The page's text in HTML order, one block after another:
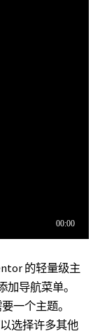
的轻量级主
导航菜单。
一个主题。
选择许多其他